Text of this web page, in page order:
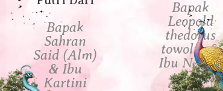
Bapak
Sahran
Said (Alm)
& Ibu
Kartini
Bapak
Leopold
thedorus
towoliu &
Ibu Naima
tolaba